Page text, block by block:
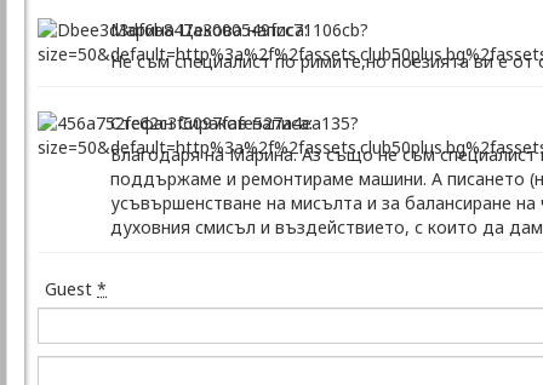
Марина Цекова написа:
Не съм специалист по римите,но поезията ви е
Стефан Сираков написа:
Благодаря на Марина. Аз също не съм
поддържаме и ремонтираме машини. А писането
усъвършенстване на мисълта и за балансиране
духовния смисъл и въздействието, с които да
Guest *